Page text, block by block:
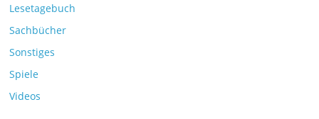
Lesetagebuch
Sachbücher
Sonstiges
Spiele
Videos